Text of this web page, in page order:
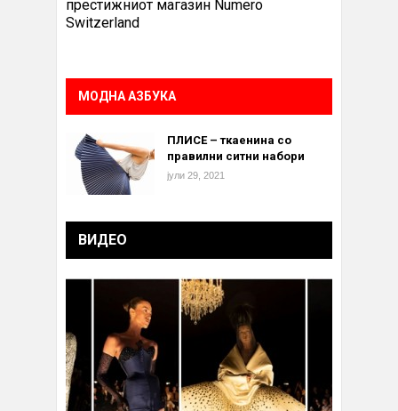
престижниот магазин Numero
Switzerland
МОДНА АЗБУКА
ПЛИСЕ – ткаенина со
правилни ситни набори
јули 29, 2021
ВИДЕО